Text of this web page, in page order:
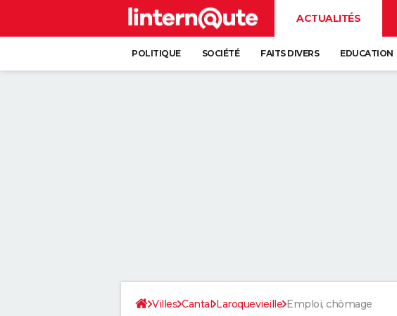
ACTUALITÉS
POLITIQUE SOCIÉTÉ FAITS DIVERS EDUCATION
Villes Cantal Laroquevieille Emploi, chômage